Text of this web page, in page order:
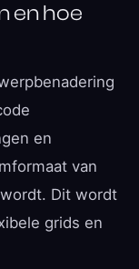
en hoe
en
van
Dit wordt
grids en